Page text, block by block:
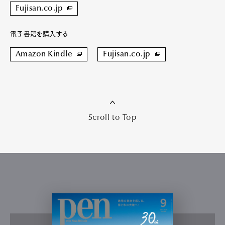
Fujisan.co.jp
電子書籍を購入する
Amazon Kindle Fujisan.co.jp
Scroll to Top